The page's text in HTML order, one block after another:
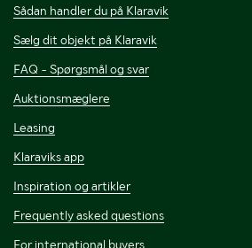
Sådan handler du på Klaravik
Sælg dit objekt på Klaravik
FAQ - Spørgsmål og svar
Auktionsmæglere
Leasing
Klaraviks app
Inspiration og artikler
Frequently asked questions
For international buyers